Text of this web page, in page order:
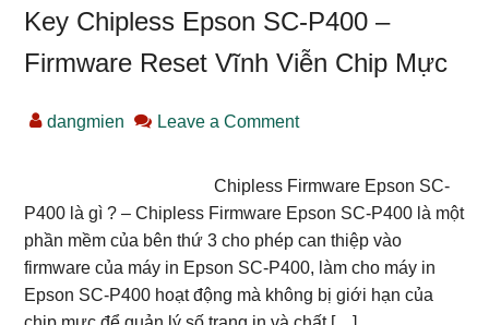
Key Chipless Epson SC-P400 –
Firmware Reset Vĩnh Viễn Chip Mực
dangmien Leave a Comment
Chipless Firmware Epson SC-
P400 là gì ? – Chipless Firmware Epson SC-P400 là một
phần mềm của bên thứ 3 cho phép can thiệp vào
firmware của máy in Epson SC-P400, làm cho máy in
Epson SC-P400 hoạt động mà không bị giới hạn của